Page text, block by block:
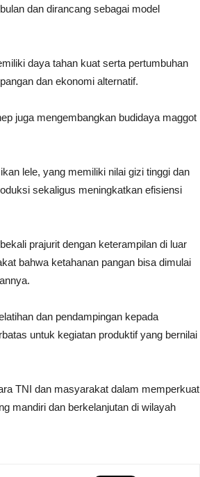
dan dirancang sebagai model
daya tahan kuat serta pertumbuhan
dan ekonomi alternatif.
juga mengembangkan budidaya maggot
lele, yang memiliki nilai gizi tinggi dan
sekaligus meningkatkan efisiensi
prajurit dengan keterampilan di luar
bahwa ketahanan pangan bisa dimulai
dan pendampingan kepada
untuk kegiatan produktif yang bernilai
TNI dan masyarakat dalam memperkuat
mandiri dan berkelanjutan di wilayah